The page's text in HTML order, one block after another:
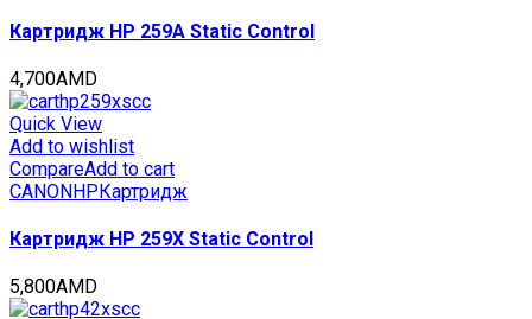
Картридж HP 259A Static Control
4,700AMD
Quick View
Add to wishlist
CompareAdd to cart
CANONHPКартридж
Картридж HP 259X Static Control
5,800AMD